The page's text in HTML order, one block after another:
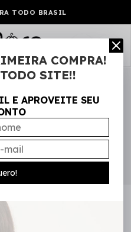
0
COMPRA!
SITE!!
E APROVEITE SEU